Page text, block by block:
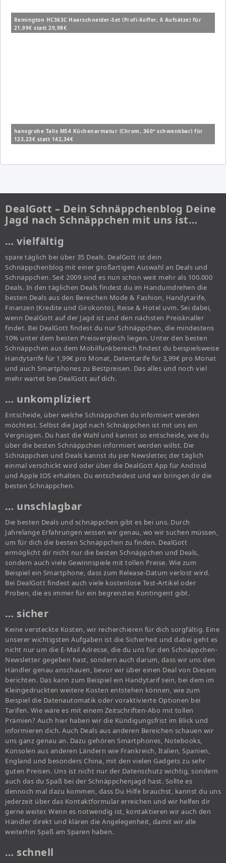
Remington HC363C Haarschneider-Set (Profi-Koffer, 8 Aufsätze) für
21,99€ statt 29,98€
hansgrohe Talis M54 Küchenarmatur (Chrom, 360° schwenkbar) für
123,23€ statt 142,34€
DealGott – Dein Schnäppchenblog Deine
Jagd nach Schnäppchen mit uns ist…
… vielfältig
spare täglich bei über 35 Deals. DealGott ist dein
Schnäppchenblog mit einer großartigen Auswahl an Deals und
Schnäppchen. Seit 2009 sind es nun schon weit mehr als 100.000
Deals. In den täglichen Deals findest du im Handumdrehen die
besten Deals aus den Bereichen Mode & Fashion, Handytarife,
Finanzen (Kredite und Girokonto), Reise & Hotel uvm. Sei dabei,
wenn DealGott auf der Jagd ist und den nächsten Preisknaller
findet. Bei DealGott findest du nur Schnäppchen, die mindestens
10% unter dem besten Preisvergleich liegen. Unter den besten
Schnäppchen aus dem Mobilfunkbereich findest du beispielsweise
Handytarife für 1,99€ pro Monat, Datentarife für 3,99€ pro Monat
und auch Smartphones zu Bestpreisen. Das alles und noch viel
mehr wartet bei DealGott auf dich.
… unkompliziert
Entscheide, über welche Schnäppchen du informiert werden
möchtest. Selbst die Jagd nach Schnäppchen ist mit uns ein
Vergnügen. Du hast die Wahl und kannst so entscheide, wie du
über die besten Schnäppchen informiert werden willst. Die
Schnäppchen und Deals kannst du per Newsletter, der täglich
einmal verschickt wird oder über die DealGott App für Android
und Apple IOS erhalten. Du entscheidest und wir bringen dir die
besten Schnäppchen.
… unschlagbar
Die besten Deals und schnäppchen gibt es bei uns. Durch
Jahrelange Erfahrungen wissen wir genau, wo wir suchen müssen,
um für dich die besten Schnäppchen zu finden. DealGott
ermöglicht dir nicht nur die besten Schnäppchen und Deals,
sondern auch viele Gewinnspiele mit tollen Preise. Wie zum
Beispiel ein Smartphone, dass zum Release-Datum verlost wird.
Bei DealGott findest auch viele kostenlose Test-Artikel oder
Proben, die es immer für ein begrenztes Kontingent gibt.
… sicher
Keine versteckte Kosten, wir recherchieren für dich sorgfältig. Eine
unserer wichtigsten Aufgaben ist die Sicherheit und dabei geht es
nicht nur um die E-Mail Adresse, die du uns für den Schnäppchen-
Newsletter gegeben hast, sondern auch darum, dass wir uns den
Händler genau anschauen, bevor wir über einen Deal von Diesem
berichten. Das kann zum Beispiel ein Handytarif sein, bei dem im
Kleingedruckten weitere Kosten entstehen können, wie zum
Beispiel die Datenautomatik oder voraktivierte Optionen bei
Tarifen. Wie wäre es mit einem Zeitschriften-Abo mit tollen
Prämien? Auch hier haben wir die Kündigungsfrist im Blick und
informieren dich. Auch Deals aus anderen Bereichen schauen wir
uns ganz genau an. Dazu gehören Smartphones, Notebooks,
Konsolen aus anderen Ländern wie Frankreich, Italien, Spanien,
England und besonders China, mit den vielen Gadgets zu sehr
guten Preisen. Uns ist nicht nur der Datenschutz wichtig, sondern
auch das du Spaß bei der Schnäppchenjagd hast. Sollte es
dennoch mal dazu kommen, dass Du Hilfe brauchst, kannst du uns
jederzeit über das Kontaktformular erreichen und wir helfen dir
gerne weiter. Wenn es notwendig ist, kontaktieren wir auch den
Händler direkt und klären die Angelegenheit, damit wir alle
weiterhin Spaß am Sparen haben.
… schnell